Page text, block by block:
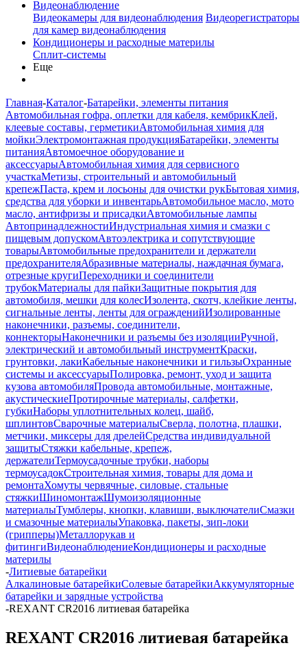
Видеонаблюдение
Видеокамеры для видеонаблюдения Видеорегистраторы
для камер видеонаблюдения
Кондиционеры и расходные материлы
Сплит-системы
Еще
Главная-Каталог-Батарейки, элементы питания
Автомобильная гофра, оплетки для кабеля, кембрикКлей,
клеевые составы, герметикиАвтомобильная химия для
мойкиЭлектромонтажная продукцияБатарейки, элементы
питанияАвтомоечное оборудование и
аксессуарыАвтомобильная химия для сервисного
участкаМетизы, строительный и автомобильный
крепежПаста, крем и лосьоны для очистки рукБытовая химия,
средства для уборки и инвентарьАвтомобильное масло, мото
масло, антифризы и присадкиАвтомобильные лампы
АвтопринадлежностиИндустриальная химия и смазки с
пищевым допускомАвтоэлектрика и сопутствующие
товарыАвтомобильные предохранители и держатели
предохранителяАбразивные материалы, наждачная бумага,
отрезные кругиПереходники и соединители
трубокМатериалы для пайкиЗащитные покрытия для
автомобиля, мешки для колесИзолента, скотч, клейкие ленты,
сигнальные ленты, ленты для огражденийИзолированные
наконечники, разъемы, соединители,
коннекторыНаконечники и разъемы без изоляцииРучной,
электрический и автомобильный инструментКраски,
грунтовки, лакиКабельные наконечники и гильзыОхранные
системы и аксессуарыПолировка, ремонт, уход и защита
кузова автомобиляПровода автомобильные, монтажные,
акустическиеПротирочные материалы, салфетки,
губкиНаборы уплотнительных колец, шайб,
шплинтовСварочные материалыСверла, полотна, плашки,
метчики, миксеры для дрелейСредства индивидуальной
защитыСтяжки кабельные, крепеж,
держателиТермоусадочные трубки, наборы
термоусадокСтроительная химия, товары для дома и
ремонтаХомуты червячные, силовые, стальные
стяжкиШиномонтажШумоизоляционные
материалыТумблеры, кнопки, клавиши, выключателиСмазки
и смазочные материалыУпаковка, пакеты, зип-локи
(грипперы)Металлорукав и
фитингиВидеонаблюдениеКондиционеры и расходные
материлы
-Литиевые батарейки
Алкалиновые батарейкиСолевые батарейкиАккумуляторные
батарейки и зарядные устройства
-REXANT CR2016 литиевая батарейка
REXANT CR2016 литиевая батарейка